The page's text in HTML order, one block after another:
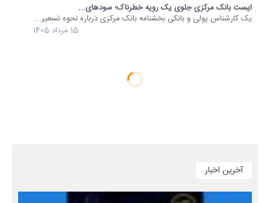
ایست بانک مرکزی جلوی یک رویه خطرناک؛ سودهای...
یک کارشناس پولی و بانکی بخشنامه بانک مرکزی درباره نحوه تسعیر...
15 مرداد 1405
آخرین اخبار